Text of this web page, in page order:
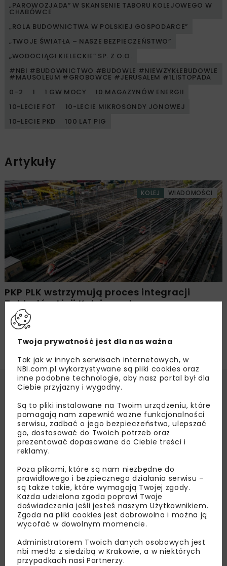
„PAROWOZJADA” W SKANSENIE TABORU KOLEJOWEGO W
CHABÓWCE
„ROLA BUDOWNICTWA W POLSKIEJ GOSPODARCE”
„TWOJE ŚWIATŁA – NASZE BEZPIECZEŃSTWO”
„WODOCIĄGI KIELECKIE” SP. Z O.O.
#NBI #BUDOWNICTWO #BUDOWLE #NIEWZYKŁEBUDOWLE
#MAUSOLEUM #GROBOWCE #JERUSALEM #1LISTOPADA
0–2
1 1 GW MOCY
10 MAGAZYNÓW ENERGII
10-LECIE FOT
10-LECIE MIKROSONDY JONOWEJ
10-LECIE PKD
100 LAT PIG
Artykuły
KOLEJ WIADOMOŚCI
PKP PLK wstrzymują proces integracji
Zakładów Linii Kolejowych
Twoja prywatność jest dla nas ważna
Tak jak w innych serwisach internetowych, w
NBI.com.pl wykorzystywane są pliki cookies oraz
inne podobne technologie, aby nasz portal był dla
Ciebie przyjazny i wygodny.
Są to pliki instalowane na Twoim urządzeniu, które
pomagają nam zapewnić ważne funkcjonalności
serwisu, zadbać o jego bezpieczeństwo, ulepszać
go, dostosować do Twoich potrzeb oraz
prezentować dopasowane do Ciebie treści i
reklamy.
Poza plikami, które są nam niezbędne do
prawidłowego i bezpiecznego działania serwisu –
są także takie, które wymagają Twojej zgody.
Każda udzielona zgoda poprawi Twoje
doświadczenia jeśli jesteś naszym Użytkownikiem.
Zgoda na pliki cookies jest dobrowolna i można ją
wycofać w dowolnym momencie.
Administratorem Twoich danych osobowych jest
nbi med!a z siedzibą w Krakowie, a w niektórych
przypadkach nasi Partnerzy.